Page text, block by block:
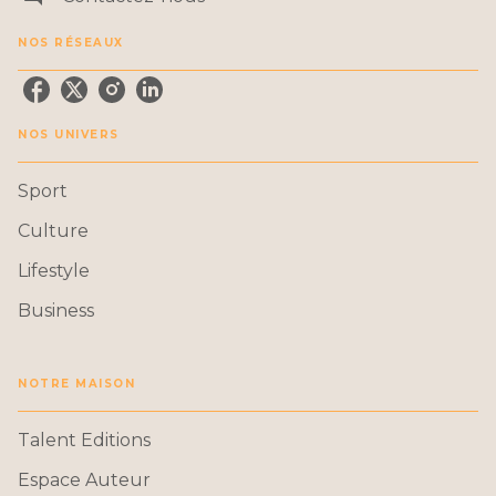
NOS RÉSEAUX
NOS UNIVERS
Sport
Culture
Lifestyle
Business
NOTRE MAISON
Talent Editions
Espace Auteur